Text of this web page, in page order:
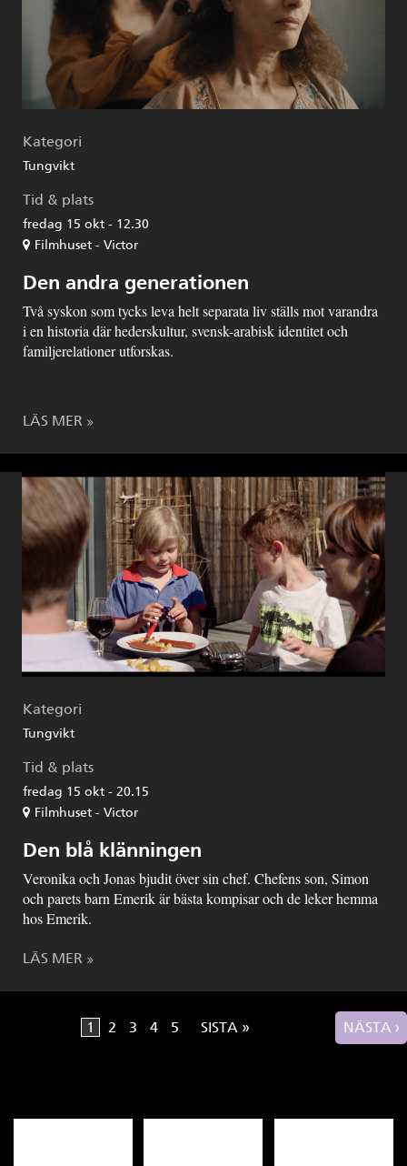
Kategori
Tungvikt
Tid & plats
fredag 15 okt - 12.30
Filmhuset - Victor
Den andra generationen
Två syskon som tycks leva helt separata liv ställs mot varandra
i en historia där hederskultur, svensk-arabisk identitet och
familjerelationer utforskas.
LÄS MER
Kategori
Tungvikt
Tid & plats
fredag 15 okt - 20.15
Filmhuset - Victor
Den blå klänningen
Veronika och Jonas bjudit över sin chef. Chefens son, Simon
och parets barn Emerik är bästa kompisar och de leker hemma
hos Emerik.
LÄS MER
1 2 3 4 5 NÄSTA ›
SISTA »